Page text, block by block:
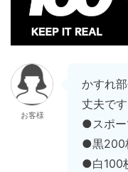
お客様
かすれ
丈夫で
●スポー
●黒200
●白100